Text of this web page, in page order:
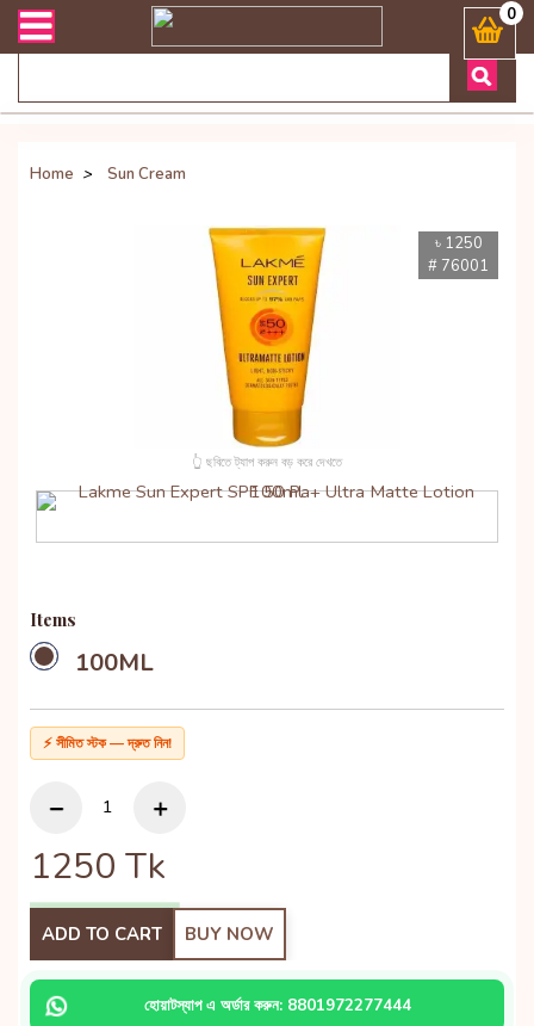
যেকোনো জিজ্ঞাসায় কল করুনঃ ( Whatsapp ) 8801972277444 0
Home > Sun Cream
৳ 1250
# 76001
👆 ছবিতে ট্যাপ করুন বড় করে দেখতে
Items
100ML
⚡ সীমিত স্টক — দ্রুত নিন!
1250 Tk
ADD TO CART BUY NOW
হোয়াটস্যাপ এ অর্ডার করুন: 8801972277444